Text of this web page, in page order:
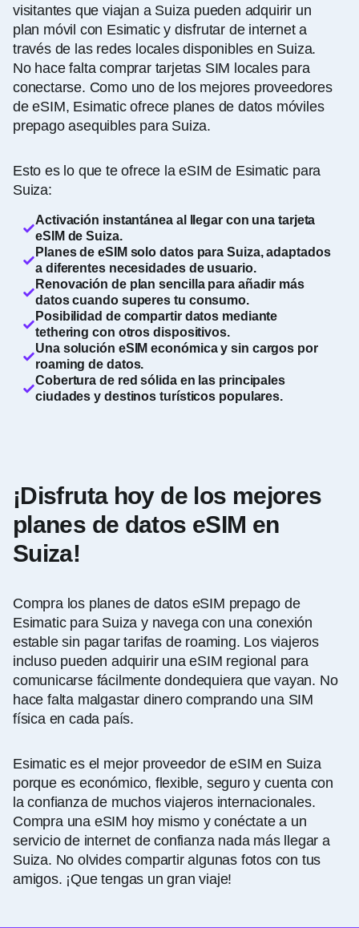
visitantes que viajan a Suiza pueden adquirir un
plan móvil con Esimatic y disfrutar de internet a
través de las redes locales disponibles en Suiza.
No hace falta comprar tarjetas SIM locales para
conectarse. Como uno de los mejores proveedores
de eSIM, Esimatic ofrece planes de datos móviles
prepago asequibles para Suiza.
Esto es lo que te ofrece la eSIM de Esimatic para
Suiza:
Activación instantánea al llegar con una tarjeta
eSIM de Suiza.
Planes de eSIM solo datos para Suiza, adaptados
a diferentes necesidades de usuario.
Renovación de plan sencilla para añadir más
datos cuando superes tu consumo.
Posibilidad de compartir datos mediante
tethering con otros dispositivos.
Una solución eSIM económica y sin cargos por
roaming de datos.
Cobertura de red sólida en las principales
ciudades y destinos turísticos populares.
¡Disfruta hoy de los mejores
planes de datos eSIM en
Suiza!
Compra los planes de datos eSIM prepago de
Esimatic para Suiza y navega con una conexión
estable sin pagar tarifas de roaming. Los viajeros
incluso pueden adquirir una eSIM regional para
comunicarse fácilmente dondequiera que vayan. No
hace falta malgastar dinero comprando una SIM
física en cada país.
Esimatic es el mejor proveedor de eSIM en Suiza
porque es económico, flexible, seguro y cuenta con
la confianza de muchos viajeros internacionales.
Compra una eSIM hoy mismo y conéctate a un
servicio de internet de confianza nada más llegar a
Suiza. No olvides compartir algunas fotos con tus
amigos. ¡Que tengas un gran viaje!